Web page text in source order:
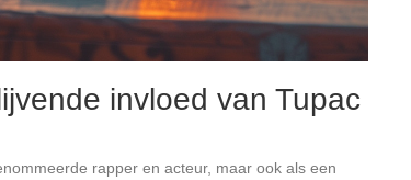
invloed van Tupac
rapper en acteur, maar ook als een